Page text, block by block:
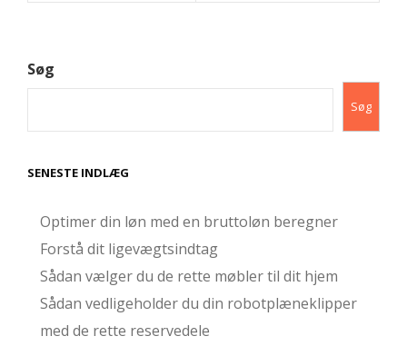
Søg
Søg
SENESTE INDLÆG
Optimer din løn med en bruttoløn beregner
Forstå dit ligevægtsindtag
Sådan vælger du de rette møbler til dit hjem
Sådan vedligeholder du din robotplæneklipper
med de rette reservedele